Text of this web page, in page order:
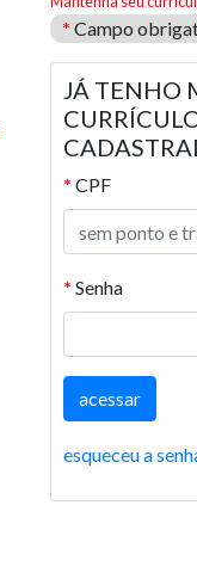
* Campo
JÁ TENHO
* CPF
* Senha
esqueceu a